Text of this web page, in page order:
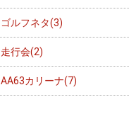
ゴルフネタ(3)
走行会(2)
AA63カリーナ(7)